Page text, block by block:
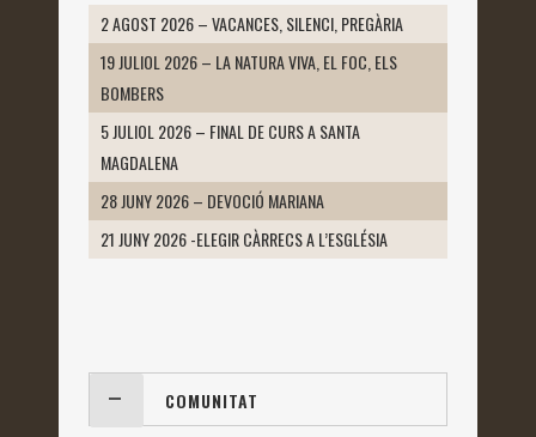
2 AGOST 2026 – VACANCES, SILENCI, PREGÀRIA
19 JULIOL 2026 – LA NATURA VIVA, EL FOC, ELS
BOMBERS
5 JULIOL 2026 – FINAL DE CURS A SANTA
MAGDALENA
28 JUNY 2026 – DEVOCIÓ MARIANA
21 JUNY 2026 -ELEGIR CÀRRECS A L’ESGLÉSIA
COMUNITAT